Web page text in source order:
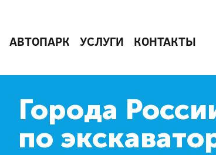
АВТОПАРК УСЛУГИ КОНТАКТЫ
Города
по